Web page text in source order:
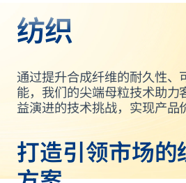
纺织
通过提升合成纤维的耐久性、
能，我们的尖端母粒技术助力
益演进的技术挑战，实现产品
打造引领市场的